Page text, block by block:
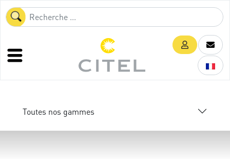
Toutes nos gammes